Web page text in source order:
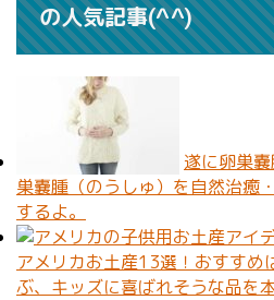
の人気記事(^^)
遂に卵巣
巣嚢腫（のうしゅ）を自然治癒
するよ。
アメリカお土産13選！おすすめ
ぶ、キッズに喜ばれそうな品を